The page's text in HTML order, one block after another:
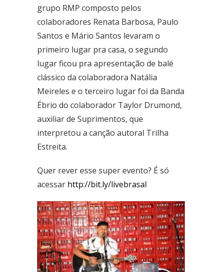
grupo RMP composto pelos
colaboradores Renata Barbosa, Paulo
Santos e Mário Santos levaram o
primeiro lugar pra casa, o segundo
lugar ficou pra apresentação de balé
clássico da colaboradora Natália
Meireles e o terceiro lugar foi da Banda
Ébrio do colaborador Taylor Drumond,
auxiliar de Suprimentos, que
interpretou a canção autoral Trilha
Estreita.
Quer rever esse super evento? É só
acessar http://bit.ly/livebrasal